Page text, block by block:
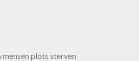
plots sterven